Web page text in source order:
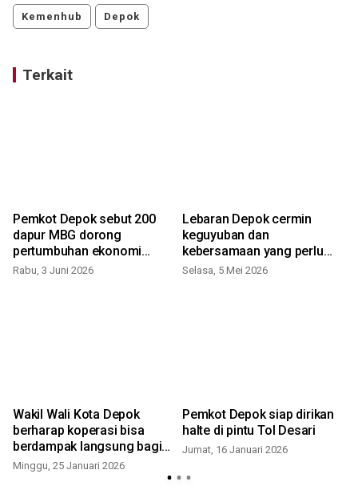
Kemenhub Depok
Terkait
Pemkot Depok sebut 200
dapur MBG dorong
pertumbuhan ekonomi
daerah
Rabu, 3 Juni 2026
Lebaran Depok cermin
keguyuban dan
kebersamaan yang perlu
dilestarikan
Selasa, 5 Mei 2026
Wakil Wali Kota Depok
berharap koperasi bisa
berdampak langsung bagi
masyarakat
Minggu, 25 Januari 2026
Pemkot Depok siap dirikan
halte di pintu Tol Desari
Jumat, 16 Januari 2026